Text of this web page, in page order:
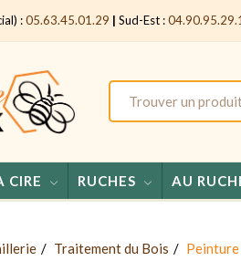
:05.63.45.01.29 | Sud-Est :
CIRE RUCHES AU
Traitement du Bois